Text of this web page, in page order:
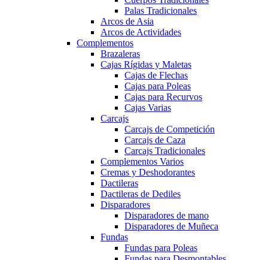
Palas Tradicionales
Arcos de Asia
Arcos de Actividades
Complementos
Brazaleras
Cajas Rígidas y Maletas
Cajas de Flechas
Cajas para Poleas
Cajas para Recurvos
Cajas Varias
Carcajs
Carcajs de Competición
Carcajs de Caza
Carcajs Tradicionales
Complementos Varios
Cremas y Deshodorantes
Dactileras
Dactileras de Dediles
Disparadores
Disparadores de mano
Disparadores de Muñeca
Fundas
Fundas para Poleas